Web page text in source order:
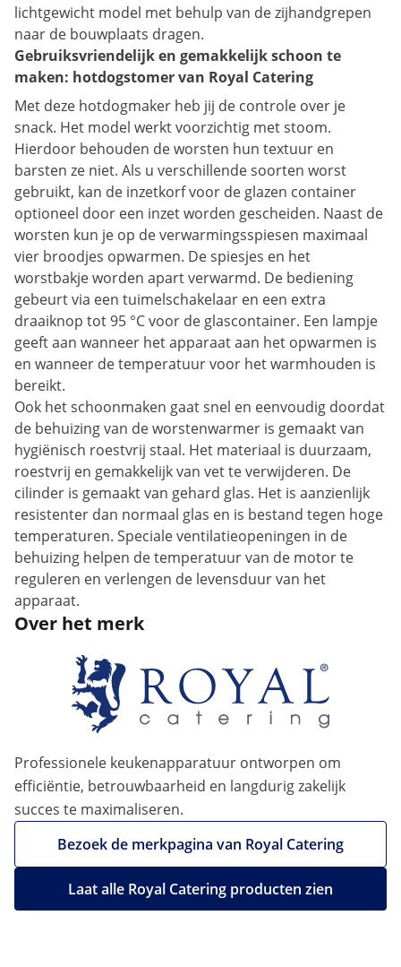
lichtgewicht model met behulp van de zijhandgrepen
naar de bouwplaats dragen.
Gebruiksvriendelijk en gemakkelijk schoon te
maken: hotdogstomer van Royal Catering
Met deze hotdogmaker heb jij de controle over je
snack. Het model werkt voorzichtig met stoom.
Hierdoor behouden de worsten hun textuur en
barsten ze niet. Als u verschillende soorten worst
gebruikt, kan de inzetkorf voor de glazen container
optioneel door een inzet worden gescheiden. Naast de
worsten kun je op de verwarmingsspiesen maximaal
vier broodjes opwarmen. De spiesjes en het
worstbakje worden apart verwarmd. De bediening
gebeurt via een tuimelschakelaar en een extra
draaiknop tot 95 °C voor de glascontainer. Een lampje
geeft aan wanneer het apparaat aan het opwarmen is
en wanneer de temperatuur voor het warmhouden is
bereikt.
Ook het schoonmaken gaat snel en eenvoudig doordat
de behuizing van de worstenwarmer is gemaakt van
hygiënisch roestvrij staal. Het materiaal is duurzaam,
roestvrij en gemakkelijk van vet te verwijderen. De
cilinder is gemaakt van gehard glas. Het is aanzienlijk
resistenter dan normaal glas en is bestand tegen hoge
temperaturen. Speciale ventilatieopeningen in de
behuizing helpen de temperatuur van de motor te
reguleren en verlengen de levensduur van het
apparaat.
Over het merk
Professionele keukenapparatuur ontworpen om
efficiëntie, betrouwbaarheid en langdurig zakelijk
succes te maximaliseren.
Bezoek de merkpagina van Royal Catering
Laat alle Royal Catering producten zien